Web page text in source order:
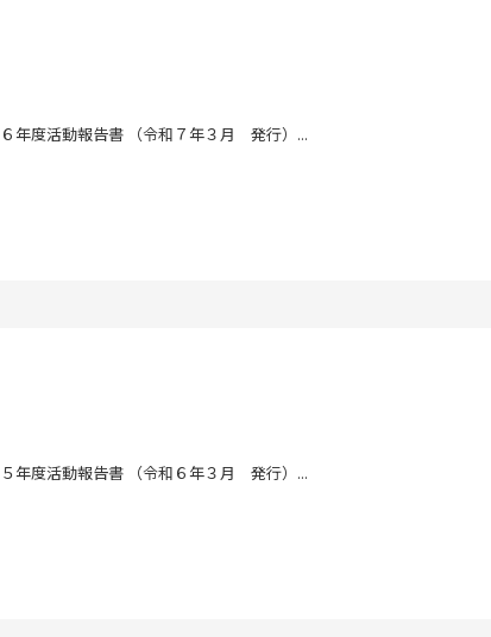
年度活動報告書 （令和７年３月 発行）...
年度活動報告書 （令和６年３月 発行）...